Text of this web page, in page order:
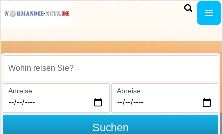
Wohin reisen Sie?
Anreise Abreise
Suchen